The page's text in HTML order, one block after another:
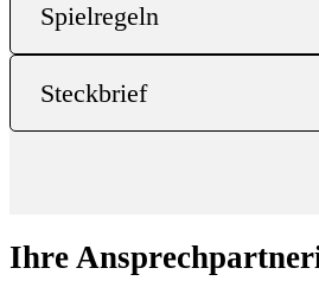
Spielregeln
Steckbrief
Ihre